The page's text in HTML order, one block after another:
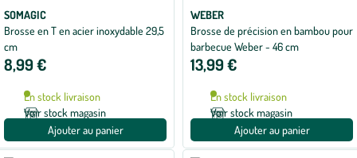
SOMAGIC
Brosse en T en acier inoxydable 29,5
cm
8,99 €
En stock livraison
Voir stock magasin
Ajouter au panier
WEBER
Brosse de précision en bambou pour
barbecue Weber - 46 cm
13,99 €
En stock livraison
Voir stock magasin
Ajouter au panier